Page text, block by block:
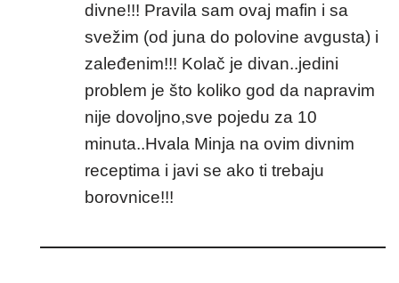
divne!!! Pravila sam ovaj mafin i sa
svežim (od juna do polovine avgusta) i
zaleđenim!!! Kolač je divan..jedini
problem je što koliko god da napravim
nije dovoljno,sve pojedu za 10
minuta..Hvala Minja na ovim divnim
receptima i javi se ako ti trebaju
borovnice!!!